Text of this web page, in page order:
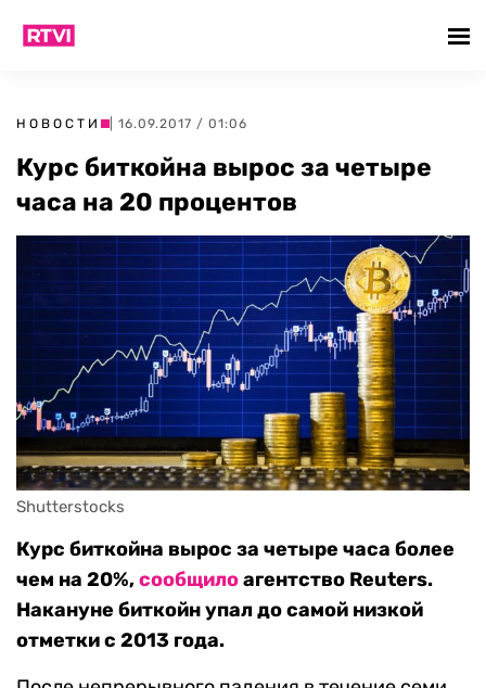
НОВОСТИ | 16.09.2017 / 01:06
Курс биткойна вырос за четыре
часа на 20 процентов
Shutterstocks
Курс биткойна вырос за четыре часа более
чем на 20%,сообщилоагентство Reuters.
Накануне биткойн упал до самой низкой
отметки с 2013 года.